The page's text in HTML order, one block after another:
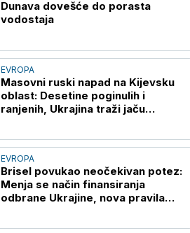
Dunava dovešće do porasta
vodostaja
EVROPA
Masovni ruski napad na Kijevsku
oblast: Desetine poginulih i
ranjenih, Ukrajina traži jaču
EVROPA
Brisel povukao neočekivan potez:
Menja se način finansiranja
odbrane Ukrajine, nova pravila